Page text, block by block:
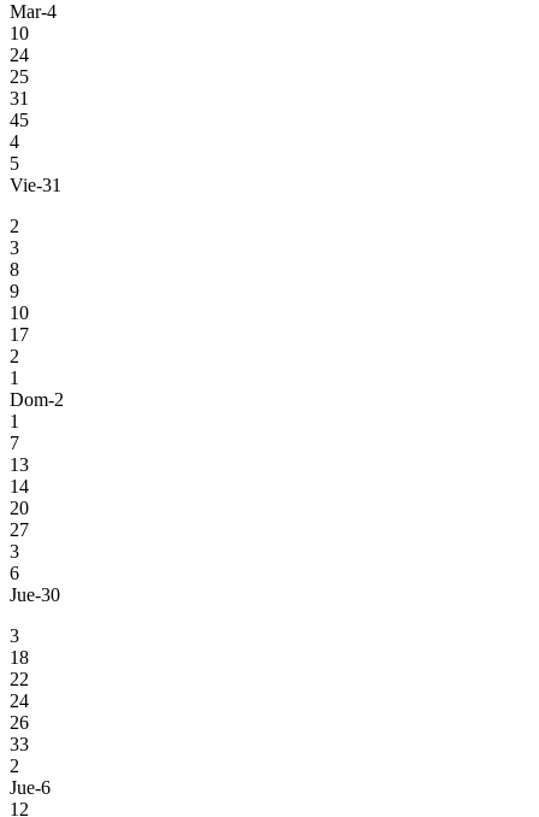
Mar-4
10
24
25
31
45
4
5
Vie-31
2
3
8
9
10
17
2
1
Dom-2
1
7
13
14
20
27
3
6
Jue-30
3
18
22
24
26
33
2
Jue-6
12